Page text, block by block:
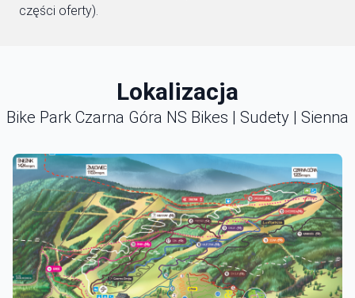
części oferty).
Lokalizacja
Bike Park Czarna Góra NS Bikes | Sudety | Sienna